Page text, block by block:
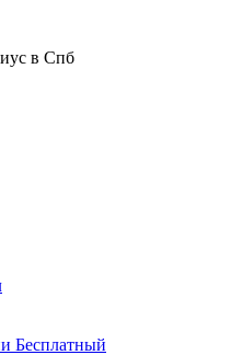
в Спб
Бесплатный